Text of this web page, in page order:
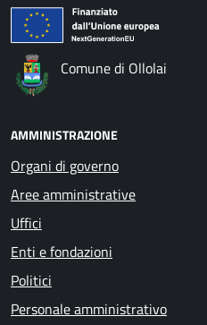
Comune di Ollolai
AMMINISTRAZIONE
Organi di governo
Aree amministrative
Uffici
Enti e fondazioni
Politici
Personale amministrativo